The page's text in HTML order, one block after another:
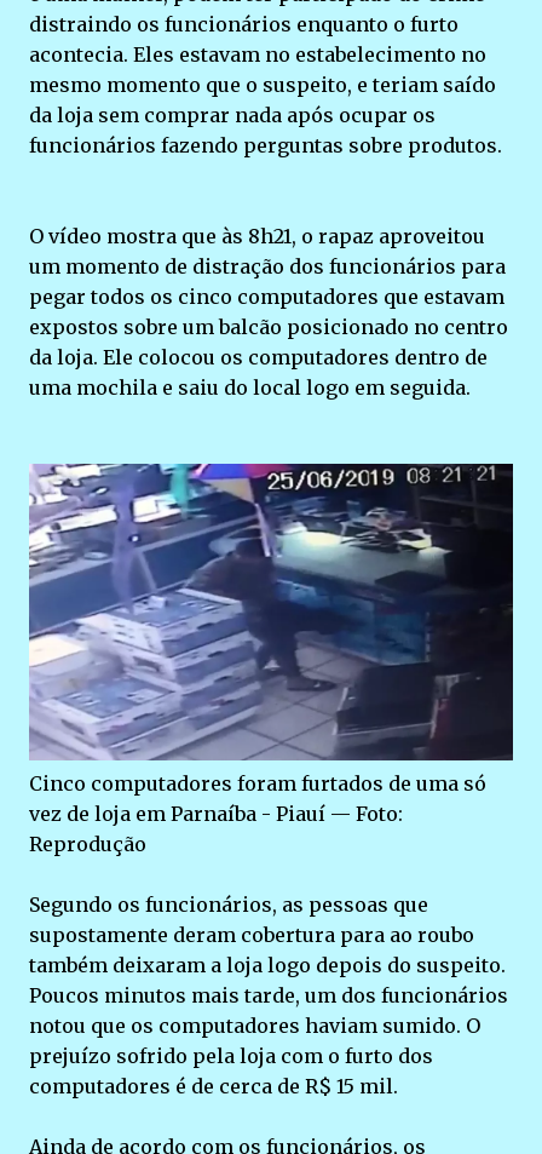
distraindo os funcionários enquanto o furto
acontecia. Eles estavam no estabelecimento no
mesmo momento que o suspeito, e teriam saído
da loja sem comprar nada após ocupar os
funcionários fazendo perguntas sobre produtos.
O vídeo mostra que às 8h21, o rapaz aproveitou
um momento de distração dos funcionários para
pegar todos os cinco computadores que estavam
expostos sobre um balcão posicionado no centro
da loja. Ele colocou os computadores dentro de
uma mochila e saiu do local logo em seguida.
Cinco computadores foram furtados de uma só
vez de loja em Parnaíba - Piauí — Foto:
Reprodução
Segundo os funcionários, as pessoas que
supostamente deram cobertura para ao roubo
também deixaram a loja logo depois do suspeito.
Poucos minutos mais tarde, um dos funcionários
notou que os computadores haviam sumido. O
prejuízo sofrido pela loja com o furto dos
computadores é de cerca de R$ 15 mil.
Ainda de acordo com os funcionários, os